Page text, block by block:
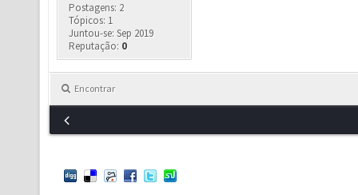
Postagens: 2
Tópicos: 1
Juntou-se: Sep 2019
Reputação: 0
Encontrar